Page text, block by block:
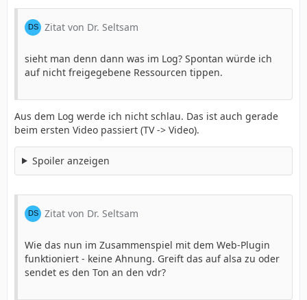
Zitat von Dr. Seltsam
sieht man denn dann was im Log? Spontan würde ich
auf nicht freigegebene Ressourcen tippen.
Aus dem Log werde ich nicht schlau. Das ist auch gerade
beim ersten Video passiert (TV -> Video).
Spoiler anzeigen
Zitat von Dr. Seltsam
Wie das nun im Zusammenspiel mit dem Web-Plugin
funktioniert - keine Ahnung. Greift das auf alsa zu oder
sendet es den Ton an den vdr?